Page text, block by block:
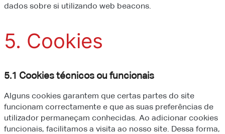
dados sobre si utilizando web beacons.
5. Cookies
5.1 Cookies técnicos ou funcionais
Alguns cookies garantem que certas partes do site
funcionam correctamente e que as suas preferências de
utilizador permaneçam conhecidas. Ao adicionar cookies
funcionais, facilitamos a visita ao nosso site. Dessa forma,